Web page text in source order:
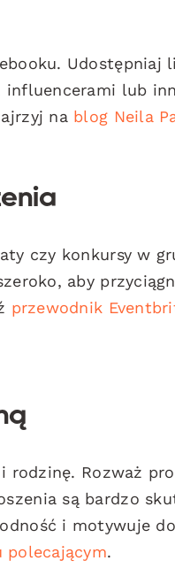
Udostępniaj
influencerami lub
na blog Neila
czy konkursy w
aby
przewodnik
rodzinę. Rozważ
są bardzo
i motywuje
polecającym.